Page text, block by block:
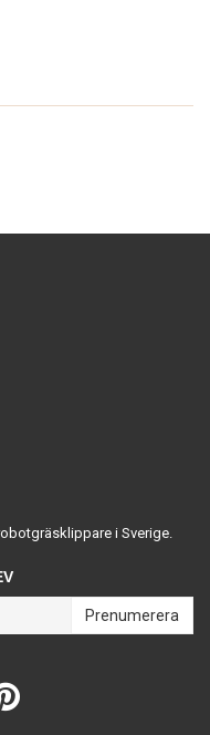
i Sverige.
Prenumerera